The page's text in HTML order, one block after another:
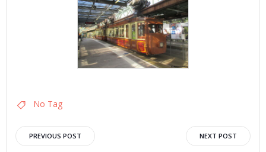
No Tag
Post
PREVIOUS POST NEXT POST